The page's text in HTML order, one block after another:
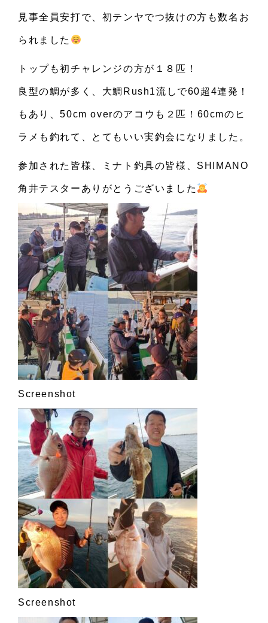
見事全員安打で、初テンヤでつ抜けの方も数名お
られました
トップも初チャレンジの方が１８匹！
良型の鯛が多く、大鯛Rush1流しで60超4連発！
もあり、50cm overのアコウも２匹！60cmのヒ
ラメも釣れて、とてもいい実釣会になりました。
参加された皆様、ミナト釣具の皆様、SHIMANO
角井テスターありがとうございました
Screenshot
Screenshot